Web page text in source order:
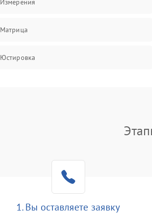
Измерения
Матрица
Юстировка
1. Вы оставляете заявку